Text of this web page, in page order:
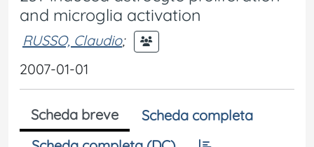
and microglia activation
RUSSO, Claudio;
2007-01-01
Scheda breve
Scheda completa